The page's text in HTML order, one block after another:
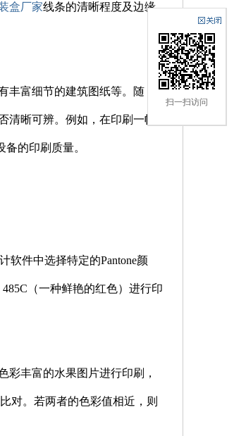
盒厂家线条的清晰程度及边缘
丰富细节的建筑图纸等。随
晰可辨。例如，在印刷一幅
的印刷质量。
软件中选择特定的Pantone颜
（一种鲜艳的红色）进行印
彩丰富的水果图片进行印刷，
对。若两者的色彩值相近，则
扫一扫访问